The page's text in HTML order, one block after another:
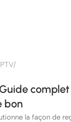
bon
la façon de